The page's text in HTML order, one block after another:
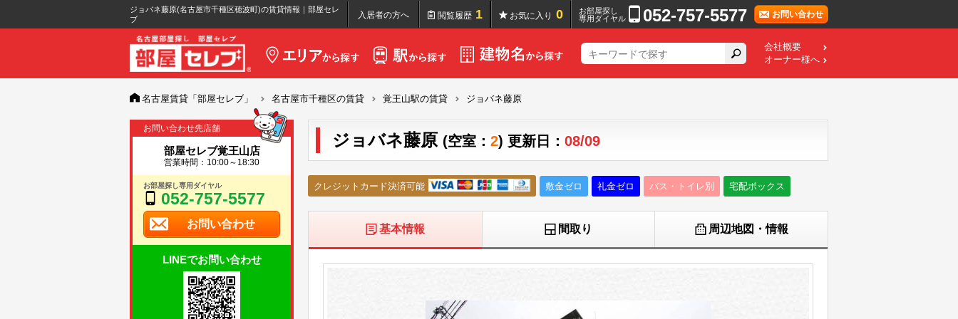
ジョバネ藤原(名古屋市千種区穂波町)の賃貸情報｜部屋セレ
ブ
入居者の方へ 閲覧履歴 1 お気に入り 0
お部屋探し
専用ダイヤル
052-757-5577 お問い合わせ
会社概要
オーナー様へ
名古屋賃貸「部屋セレブ」 名古屋市千種区の賃貸 覚王山駅の賃貸 ジョバネ藤原
お問い合わせ先店舗
部屋セレブ覚王山店
営業時間：10:00～18:30
お部屋探し専用ダイヤル
052-757-5577
お問い合わせ
LINEでお問い合わせ
ジョバネ藤原 (空室： 2) 更新日： 08/09
クレジットカード決済可能 敷金ゼロ 礼金ゼロ バス・トイレ別 宅配ボックス
基本情報 間取り 周辺地図・情報